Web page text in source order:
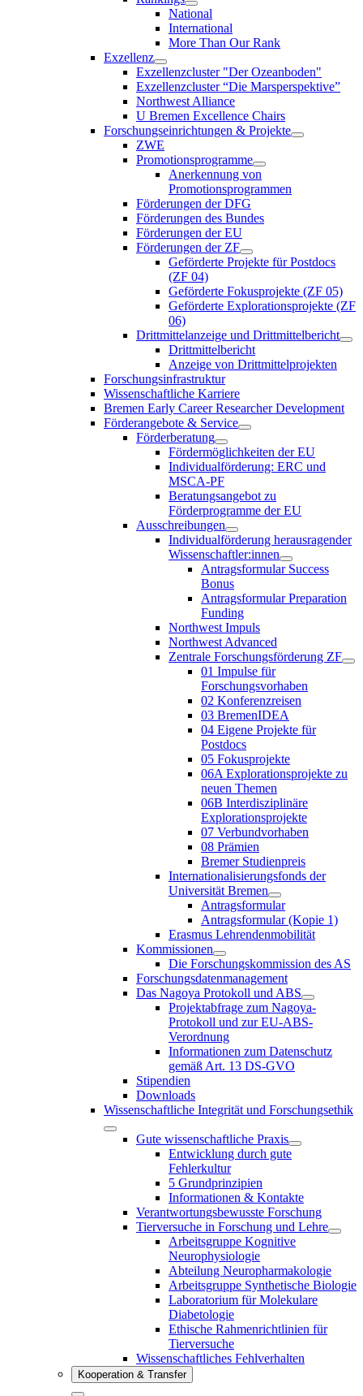
National
International
More Than Our Rank
Exzellenz
Exzellenzcluster "Der Ozeanboden"
Exzellenzcluster “Die Marsperspektive”
Northwest Alliance
U Bremen Excellence Chairs
Forschungseinrichtungen & Projekte
ZWE
Promotionsprogramme
Anerkennung von
Promotionsprogrammen
Förderungen der DFG
Förderungen des Bundes
Förderungen der EU
Förderungen der ZF
Geförderte Projekte für Postdocs
(ZF 04)
Geförderte Fokusprojekte (ZF 05)
Geförderte Explorationsprojekte (ZF
06)
Drittmittelanzeige und Drittmittelbericht
Drittmittelbericht
Anzeige von Drittmittelprojekten
Forschungsinfrastruktur
Wissenschaftliche Karriere
Bremen Early Career Researcher Development
Förderangebote & Service
Förderberatung
Fördermöglichkeiten der EU
Individualförderung: ERC und
MSCA-PF
Beratungsangebot zu
Förderprogramme der EU
Ausschreibungen
Individualförderung herausragender
Wissenschaftler:innen
Antragsformular Success
Bonus
Antragsformular Preparation
Funding
Northwest Impuls
Northwest Advanced
Zentrale Forschungsförderung ZF
01 Impulse für
Forschungsvorhaben
02 Konferenzreisen
03 BremenIDEA
04 Eigene Projekte für
Postdocs
05 Fokusprojekte
06A Explorationsprojekte zu
neuen Themen
06B Interdisziplinäre
Explorationsprojekte
07 Verbundvorhaben
08 Prämien
Bremer Studienpreis
Internationalisierungsfonds der
Universität Bremen
Antragsformular
Antragsformular (Kopie 1)
Erasmus Lehrendenmobilität
Kommissionen
Die Forschungskommission des AS
Forschungsdatenmanagement
Das Nagoya Protokoll und ABS
Projektabfrage zum Nagoya-
Protokoll und zur EU-ABS-
Verordnung
Informationen zum Datenschutz
gemäß Art. 13 DS-GVO
Stipendien
Downloads
Wissenschaftliche Integrität und Forschungsethik
Gute wissenschaftliche Praxis
Entwicklung durch gute
Fehlerkultur
5 Grundprinzipien
Informationen & Kontakte
Verantwortungsbewusste Forschung
Tierversuche in Forschung und Lehre
Arbeitsgruppe Kognitive
Neurophysiologie
Abteilung Neuropharmakologie
Arbeitsgruppe Synthetische Biologie
Laboratorium für Molekulare
Diabetologie
Ethische Rahmenrichtlinien für
Tierversuche
Wissenschaftliches Fehlverhalten
Kooperation & Transfer